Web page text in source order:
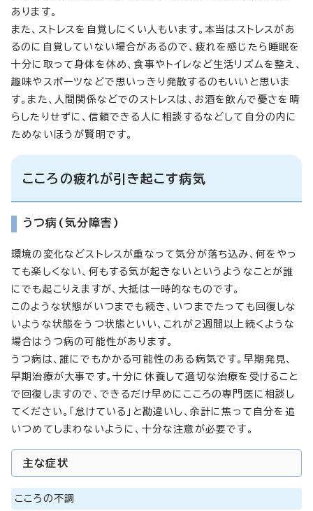
あります。
また、ストレスを自覚しにくい人もいます。本当はストレスがあ
るのに自覚していない場合があるので、疲れを感じたら睡眠を
十分に取って身体を休め、食事やトイレなど生活リズムを整え、
趣味やスポーツなどで思いっきり発散するのもいいと思いま
す。また、人間関係などでのストレスは、お酒を飲んで憂さを晴
らしたりせずに、信頼できる人に相談するなどして自分の内に
ためないほうが賢明です。
こころの疲れが引き起こす病気
うつ病(気分障害)
環境の変化などストレスが重なって気分が落ち込み、何をやっ
ても楽しくない、何もする気が起きないというようなことが誰
にでも起こりえますが、大抵は一時的なものです。
このような状態がいつまでも続き、いつまでたっても回復しな
いような状態をうつ状態といい、これが2週間以上続くような
場合はうつ病の可能性があります。
うつ病は、誰にでもかかる可能性のある病気です。早期発見、
早期治療が大事です。十分に休養して適切な治療を受けること
で回復しますので、できるだけ早めにこころの専門医に相談し
てください。「怠けている」と勘違いし、余計に焦って自分を追
いつめてしまわないように、十分な注意が必要です。
主な症状
こころの不調